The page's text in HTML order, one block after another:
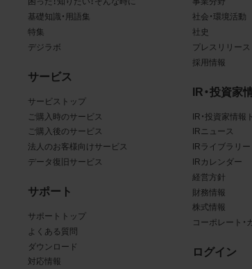
に掲げる事項を遵守する
再利用許諾、改変、著作
ついての情報（社名、商
真データに表示されてい
る表示を行うこと
その他のマークがある場
外のサイトとのリンクと
に近づけて掲記するな
示唆や誤解を生じさせう
基礎知識・用語集
特集
デジラボ
サービス
サービストップ
ご購入時のサービス
ご購入後のサービス
法人のお客様向けサービス
データ復旧サービス
サポート
サポートトップ
よくある質問
ダウンロード
対応情報
社会・環境活動
社史
プレスリリース
採用情報
IR・投資家
IR・投資家情報
IRニュース
IRライブラリー
IRカレンダー
経営方針
財務情報
株式情報
コーポレート・
ログイン